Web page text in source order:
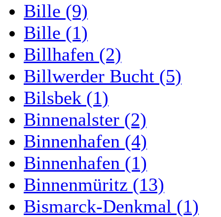
Bille (9)
Bille (1)
Billhafen (2)
Billwerder Bucht (5)
Bilsbek (1)
Binnenalster (2)
Binnenhafen (4)
Binnenhafen (1)
Binnenmüritz (13)
Bismarck-Denkmal (1)